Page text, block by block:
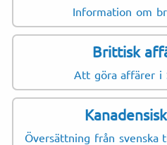
Information om
Brittisk
Att göra affärer i
Översättning från svenska